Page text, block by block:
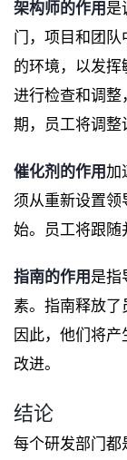
架构师的作用 是
门，项目和团
的环境，以发
进行检查和调整
期，员工将调整
催化剂的作用加
须从重新设置
始。员工将跟随
指南的作用 是指
素。指南释放了
因此，他们将
改进。
结论
每个研发部门都